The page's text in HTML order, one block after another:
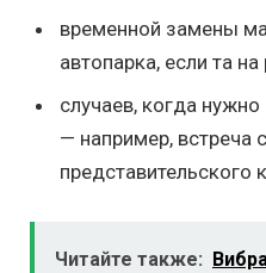
временной замены
автопарка, если та
случаев, когда
— например, встреча
представительского
Читайте также: